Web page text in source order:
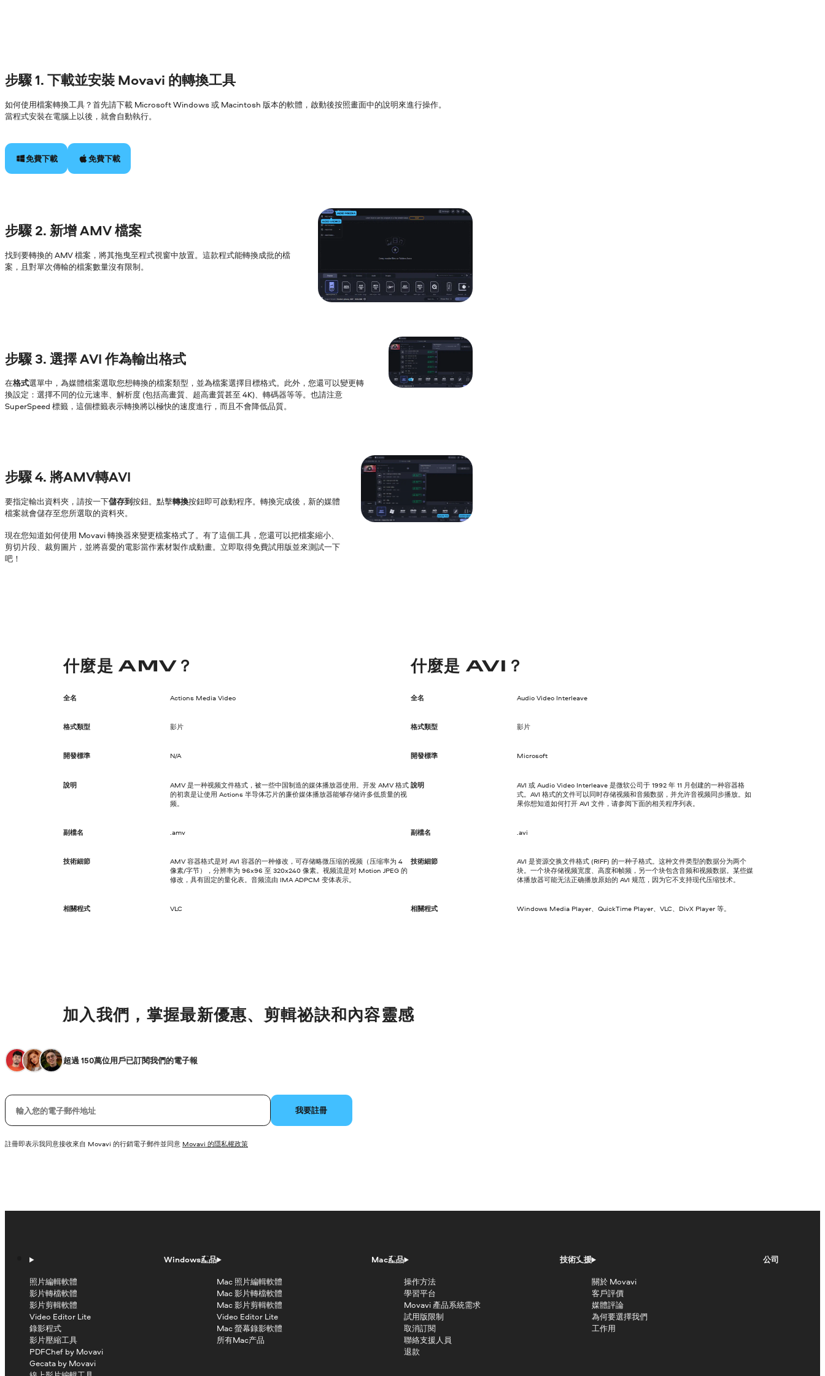
步驟 1. 下載並安裝 Movavi 的轉換工具
如何使用檔案轉換工具？首先請下載 Microsoft Windows 或 Macintosh 版本的軟體，啟動後按照畫面中的說明來進行操作。
當程式安裝在電腦上以後，就會自動執行。
免費下載 免費下載
步驟 2. 新增 AMV 檔案
找到要轉換的 AMV 檔案，將其拖曳至程式視窗中放置。這款程式能轉換成批的檔
案，且對單次傳輸的檔案數量沒有限制。
步驟 3. 選擇 AVI 作為輸出格式
在格式選單中，為媒體檔案選取您想轉換的檔案類型，並為檔案選擇目標格式。此外，您還可以變更轉
換設定：選擇不同的位元速率、解析度 (包括高畫質、超高畫質甚至 4K)、轉碼器等等。也請注意
SuperSpeed 標籤，這個標籤表示轉換將以極快的速度進行，而且不會降低品質。
步驟 4. 將AMV轉AVI
要指定輸出資料夾，請按一下儲存到按鈕。點擊轉換按鈕即可啟動程序。轉換完成後，新的媒體
檔案就會儲存至您所選取的資料夾。
現在您知道如何使用 Movavi 轉換器來變更檔案格式了。有了這個工具，您還可以把檔案縮小、
剪切片段、裁剪圖片，並將喜愛的電影當作素材製作成動畫。立即取得免費試用版並來測試一下
吧！
什麼是 AMV？
全名 Actions Media Video
格式類型 影片
開發標準 N/A
說明
AMV 是一种视频文件格式，被一些中国制造的媒体播放器使用。开发 AMV 格式
的初衷是让使用 Actions 半导体芯片的廉价媒体播放器能够存储许多低质量的视
频。
副檔名 .amv
技術細節
AMV 容器格式是对 AVI 容器的一种修改，可存储略微压缩的视频（压缩率为 4
像素/字节），分辨率为 96x96 至 320x240 像素。视频流是对 Motion JPEG 的
修改，具有固定的量化表。音频流由 IMA ADPCM 变体表示。
相關程式 VLC
什麼是 AVI？
全名 Audio Video Interleave
格式類型 影片
開發標準 Microsoft
說明
AVI 或 Audio Video Interleave 是微软公司于 1992 年 11 月创建的一种容器格
式。AVI 格式的文件可以同时存储视频和音频数据，并允许音视频同步播放。如
果你想知道如何打开 AVI 文件，请参阅下面的相关程序列表。
副檔名 .avi
技術細節
AVI 是资源交换文件格式 (RIFF) 的一种子格式。这种文件类型的数据分为两个
块。一个块存储视频宽度、高度和帧频，另一个块包含音频和视频数据。某些媒
体播放器可能无法正确播放原始的 AVI 规范，因为它不支持现代压缩技术。
相關程式 Windows Media Player、QuickTime Player、VLC、DivX Player 等。
加入我們，掌握最新優惠、剪輯祕訣和內容靈感
超過 150萬位用戶已訂閱我們的電子報
您的電子郵件 我要註冊
註冊即表示我同意接收來自 Movavi 的行銷電子郵件並同意 Movavi 的隱私權政策
Windows產品
照片編輯軟體
影片轉檔軟體
影片剪輯軟體
Video Editor Lite
錄影程式
影片壓縮工具
PDFChef by Movavi
Gecata by Movavi
Mac產品
Mac 照片編輯軟體
Mac 影片轉檔軟體
Mac 影片剪輯軟體
Video Editor Lite
Mac 螢幕錄影軟體
所有Mac产品
技術支援
操作方法
學習平台
Movavi 產品系統需求
試用版限制
取消訂閱
聯絡支援人員
退款
公司
關於 Movavi
客戶評價
媒體評論
為何要選擇我們
工作用